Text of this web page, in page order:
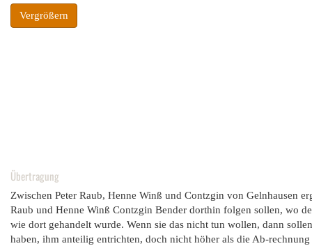
Vergrößern
Übertragung
Zwischen Peter Raub, Henne Winß und Contzgin von Gelnhausen
Raub und Henne Winß Contzgin Bender dorthin folgen sollen, wo
wie dort gehandelt wurde. Wenn sie das nicht tun wollen, dann
haben, ihm anteilig entrichten, doch nicht höher als die Ab-